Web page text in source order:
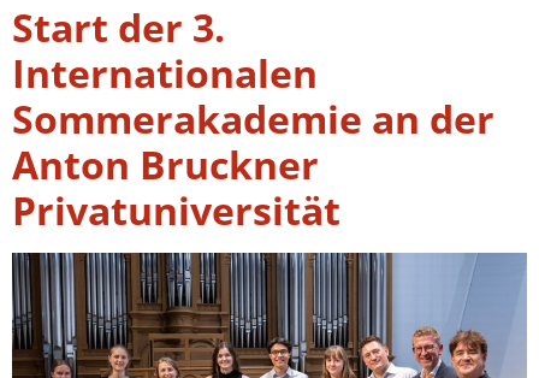
Start der 3.
Internationalen
Sommerakademie an der
Anton Bruckner
Privatuniversität